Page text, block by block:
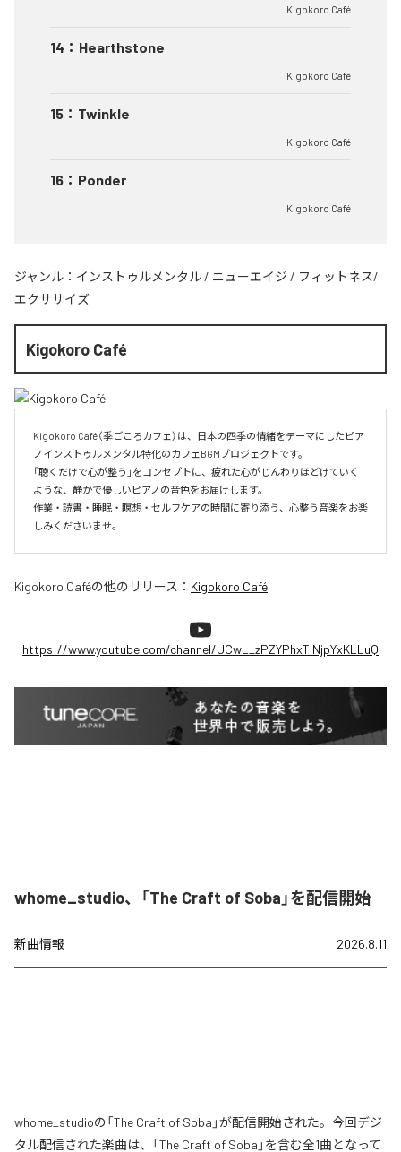
Kigokoro Café
14 ： Hearthstone
Kigokoro Café
15 ： Twinkle
Kigokoro Café
16 ： Ponder
Kigokoro Café
ジャンル： インストゥルメンタル / ニューエイジ / フィットネス/
エクササイズ
Kigokoro Café
Kigokoro Café（季ごころカフェ）は、日本の四季の情緒をテーマにしたピア
ノインストゥルメンタル特化のカフェBGMプロジェクトです。
「聴くだけで心が整う」をコンセプトに、疲れた心がじんわりほどけていく
ような、静かで優しいピアノの音色をお届けします。
作業・読書・睡眠・瞑想・セルフケアの時間に寄り添う、心整う音楽をお楽
しみくださいませ。
Kigokoro Caféの他のリリース： Kigokoro Café
https://www.youtube.com/channel/UCwL_zPZYPhxTlNjpYxKLLuQ
whome_studio、「The Craft of Soba」を配信開始
新曲情報 2026.8.11
whome_studioの「The Craft of Soba」が配信開始された。今回デジ
タル配信された楽曲は、「The Craft of Soba」を含む全1曲となって